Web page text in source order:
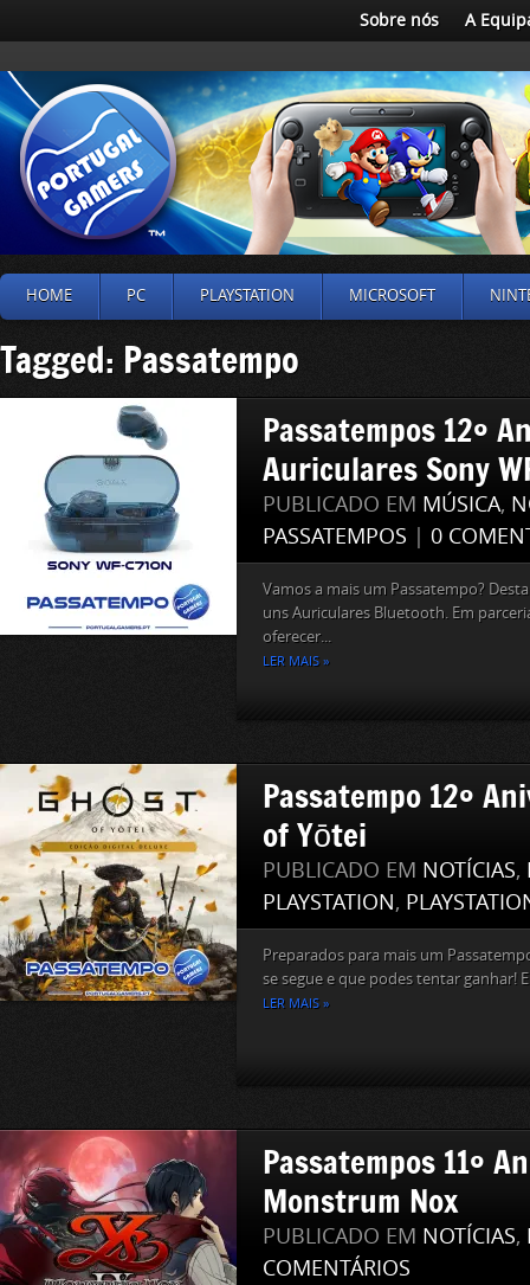
Sobre nós A
HOME PC PLAYSTATION MICROSOFT
Tagged: Passatempo
Passatempos 12º
Auriculares Sony
PUBLICADO EM MÚSICA,
PASSATEMPOS
0
Vamos a mais um Passatempo?
uns Auriculares Bluetooth. Em
oferecer...
LER MAIS »
Passatempo 12º
of Yōtei
PUBLICADO EM NOTÍCIAS,
PLAYSTATION,
Preparados para mais um
se segue e que podes tentar ganhar!
LER MAIS »
Passatempos 11º
Monstrum Nox
PUBLICADO EM NOTÍCIAS,
COMENTÁRIOS